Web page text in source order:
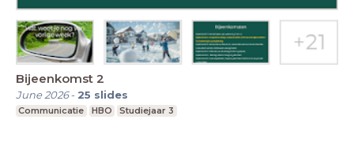
Bijeenkomst 2
June 2026- 25 slides
Communicatie HBO Studiejaar 3